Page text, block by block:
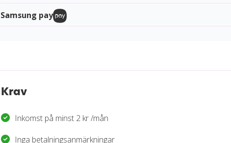
Samsung pay
Krav
Inkomst på minst 2 kr /mån
Inga betalningsanmärkningar